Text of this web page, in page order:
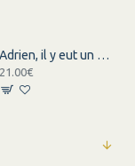
Adrien, il y eut un matin
21.00€